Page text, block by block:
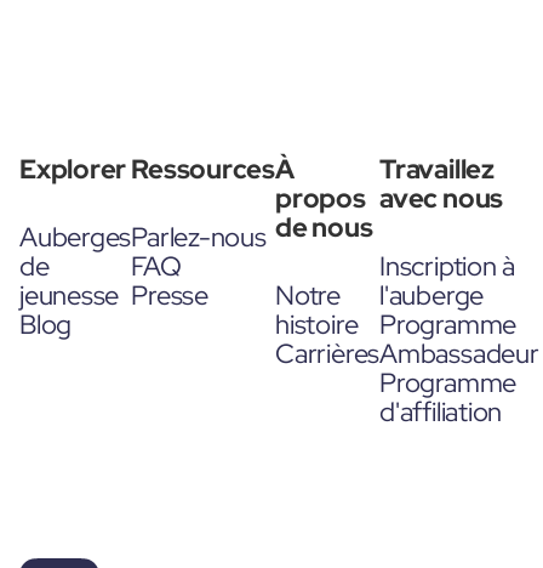
Explorer
Auberges
de
jeunesse
Blog
Ressources
Parlez-nous
FAQ
Presse
À
propos
de nous
Notre
histoire
Carrières
Travaillez
avec nous
Inscription à
l'auberge
Programme
Ambassadeur
Programme
d'affiliation